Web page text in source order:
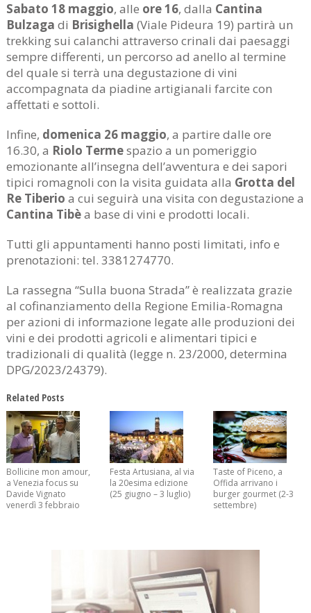
Sabato 18 maggio, alle ore 16, dalla Cantina
Bulzaga di Brisighella (Viale Pideura 19) partirà un
trekking sui calanchi attraverso crinali dai paesaggi
sempre differenti, un percorso ad anello al termine
del quale si terrà una degustazione di vini
accompagnata da piadine artigianali farcite con
affettati e sottoli.
Infine, domenica 26 maggio, a partire dalle ore
16.30, a Riolo Termespazio a un pomeriggio
emozionante all’insegna dell’avventura e dei sapori
tipici romagnoli con la visita guidata alla Grotta del
Re Tiberio a cui seguirà una visita con degustazione a
Cantina Tibèa base di vini e prodotti locali.
Tutti gli appuntamenti hanno posti limitati, info e
prenotazioni: tel. 3381274770.
La rassegna “Sulla buona Strada” è realizzata grazie
al cofinanziamento della Regione Emilia-Romagna
per azioni di informazione legate alle produzioni dei
vini e dei prodotti agricoli e alimentari tipici e
tradizionali di qualità (legge n. 23/2000, determina
DPG/2023/24379).
Related Posts
Bollicine mon amour,
a Venezia focus su
Davide Vignato
venerdì 3 febbraio
Festa Artusiana, al via
la 20esima edizione
(25 giugno – 3 luglio)
Taste of Piceno, a
Offida arrivano i
burger gourmet (2-3
settembre)